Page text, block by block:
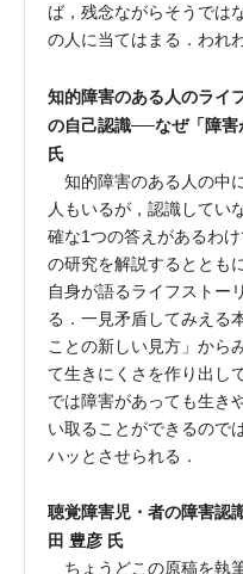
ば，残念ながらそうでは
の人に当てはまる．われ
知的障害のある人のライ
の自己認識──なぜ「障
氏
知的障害のある人の中
人もいるが，認識してい
確な1つの答えがあるわ
の研究を解説するととも
自身が語るライフストー
る．一見矛盾してみえる
ことの新しい見方」から
て生きにくさを作り出し
では障害があっても生き
い取ることができるので
ハッとさせられる．
聴覚障害児・者の障害
田 豊彦 氏
ちょうどこの原稿を執